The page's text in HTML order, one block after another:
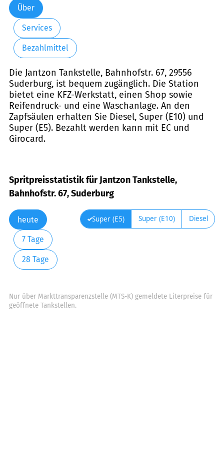
Über
Services
Bezahlmittel
Die Jantzon Tankstelle, Bahnhofstr. 67, 29556
Suderburg, ist bequem zugänglich. Die Station
bietet eine KFZ-Werkstatt, einen Shop sowie
Reifendruck- und eine Waschanlage. An den
Zapfsäulen erhalten Sie Diesel, Super (E10) und
Super (E5). Bezahlt werden kann mit EC und
Girocard.
Spritpreisstatistik für Jantzon Tankstelle,
Bahnhofstr. 67, Suderburg
heute
7 Tage
28 Tage
Super (E5) Super (E10) Diesel
Nur über Markttransparenzstelle (MTS-K) gemeldete Literpreise für
geöffnete Tankstellen.